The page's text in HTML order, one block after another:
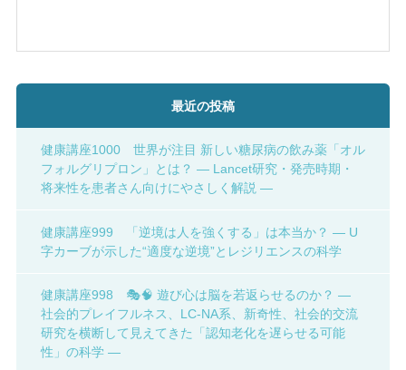
最近の投稿
健康講座1000 世界が注目 新しい糖尿病の飲み薬「オル
フォルグリプロン」とは？ ― Lancet研究・発売時期・
将来性を患者さん向けにやさしく解説 ―
健康講座999 「逆境は人を強くする」は本当か？ ― U
字カーブが示した“適度な逆境”とレジリエンスの科学
健康講座998 🎭🧠 遊び心は脳を若返らせるのか？ ―
社会的プレイフルネス、LC-NA系、新奇性、社会的交流
研究を横断して見えてきた「認知老化を遅らせる可能
性」の科学 ―